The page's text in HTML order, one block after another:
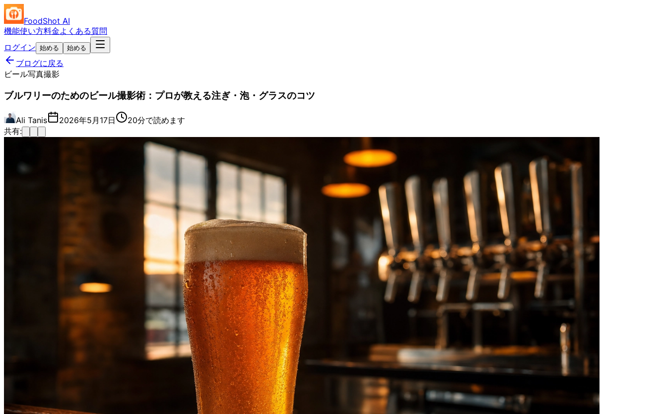
FoodShot AI
機能使い方料金よくある質問
ログイン 始める 始める
ブログに戻る
ビール写真撮影
ブルワリーのためのビール撮影術：プロが教える注ぎ・泡・グラスのコツ
Ali Tanis 2026年5月17日
20分で読めます
共有: